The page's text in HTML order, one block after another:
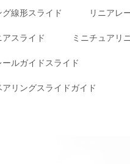
線形スライド リニアレ
スライド ミニチュアリ
ールガイドスライド
アリングスライドガイド